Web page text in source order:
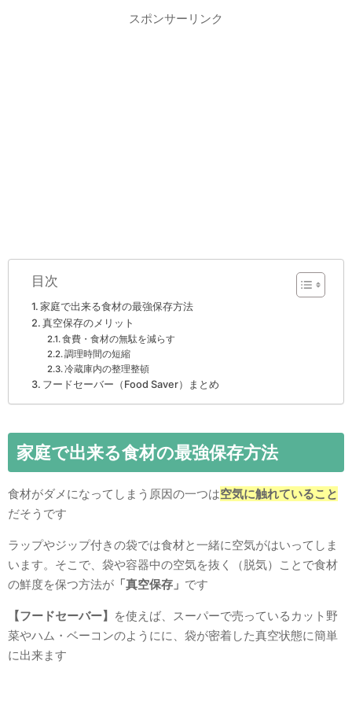
スポンサーリンク
目次
家庭で出来る食材の最強保存方法
真空保存のメリット
食費・食材の無駄を減らす
調理時間の短縮
冷蔵庫内の整理整頓
フードセーバー（Food Saver）まとめ
家庭で出来る食材の最強保存方法
食材がダメになってしまう原因の一つは空気に触れていること
だそうです
ラップやジップ付きの袋では食材と一緒に空気がはいってしま
います。そこで、袋や容器中の空気を抜く（脱気）ことで食材
の鮮度を保つ方法が 「真空保存」 です
【フードセーバー】
を使えば、スーパーで売っているカット野
菜やハム・ベーコンのようにに、袋が密着した真空状態に簡単
に出来ます